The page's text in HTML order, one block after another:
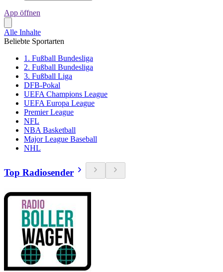
App öffnen
Alle Inhalte
Beliebte Sportarten
1. Fußball Bundesliga
2. Fußball Bundesliga
3. Fußball Liga
DFB-Pokal
UEFA Champions League
UEFA Europa League
Premier League
NFL
NBA Basketball
Major League Baseball
NHL
Top Radiosender